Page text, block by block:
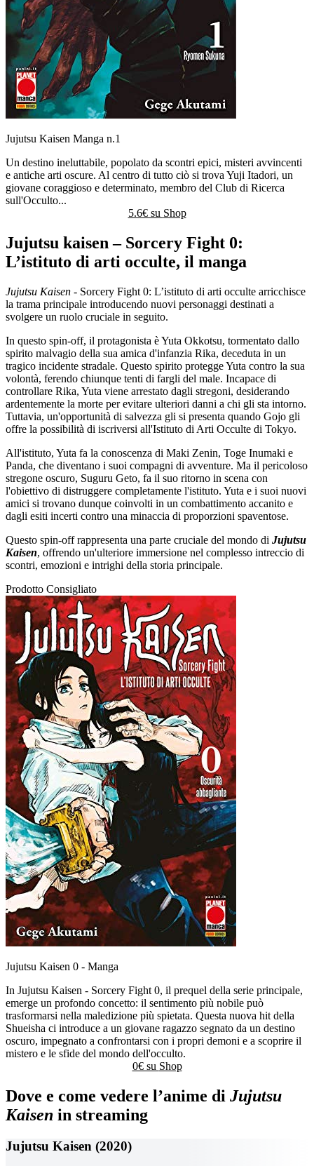
Jujutsu Kaisen Manga n.1
Un destino ineluttabile, popolato da scontri epici, misteri avvincenti
e antiche arti oscure. Al centro di tutto ciò si trova Yuji Itadori, un
giovane coraggioso e determinato, membro del Club di Ricerca
sull'Occulto...
5.6€ su Shop
Jujutsu kaisen – Sorcery Fight 0:
L’istituto di arti occulte, il manga
Jujutsu Kaisen - Sorcery Fight 0: L’istituto di arti occulte arricchisce
la trama principale introducendo nuovi personaggi destinati a
svolgere un ruolo cruciale in seguito.
In questo spin-off, il protagonista è Yuta Okkotsu, tormentato dallo
spirito malvagio della sua amica d'infanzia Rika, deceduta in un
tragico incidente stradale. Questo spirito protegge Yuta contro la sua
volontà, ferendo chiunque tenti di fargli del male. Incapace di
controllare Rika, Yuta viene arrestato dagli stregoni, desiderando
ardentemente la morte per evitare ulteriori danni a chi gli sta intorno.
Tuttavia, un'opportunità di salvezza gli si presenta quando Gojo gli
offre la possibilità di iscriversi all'Istituto di Arti Occulte di Tokyo.
All'istituto, Yuta fa la conoscenza di Maki Zenin, Toge Inumaki e
Panda, che diventano i suoi compagni di avventure. Ma il pericoloso
stregone oscuro, Suguru Geto, fa il suo ritorno in scena con
l'obiettivo di distruggere completamente l'istituto. Yuta e i suoi nuovi
amici si trovano dunque coinvolti in un combattimento accanito e
dagli esiti incerti contro una minaccia di proporzioni spaventose.
Questo spin-off rappresenta una parte cruciale del mondo di Jujutsu
Kaisen, offrendo un'ulteriore immersione nel complesso intreccio di
scontri, emozioni e intrighi della storia principale.
Prodotto Consigliato
Jujutsu Kaisen 0 - Manga
In Jujutsu Kaisen - Sorcery Fight 0, il prequel della serie principale,
emerge un profondo concetto: il sentimento più nobile può
trasformarsi nella maledizione più spietata. Questa nuova hit della
Shueisha ci introduce a un giovane ragazzo segnato da un destino
oscuro, impegnato a confrontarsi con i propri demoni e a scoprire il
mistero e le sfide del mondo dell'occulto.
0€ su Shop
Dove e come vedere l’anime di Jujutsu
Kaisen in streaming
Jujutsu Kaisen (2020)